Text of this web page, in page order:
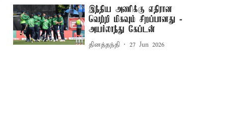
இந்திய அணிக்கு எதிரான
வெற்றி மிகவும் சிறப்பானது -
அயர்லாந்து கேப்டன்
தினத்தந்தி 27 Jun 2026